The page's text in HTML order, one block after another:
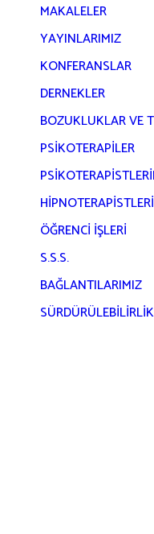
MAKALELER
YAYINLARIMIZ
KONFERANSLAR
DERNEKLER
BOZUKLUKLAR VE
PSIKOTERAPILER
ÖĞRENCİ İŞLERİ
S.S.S.
BAĞLANTILARIMIZ
SÜRDÜRÜLEBILIRLIK